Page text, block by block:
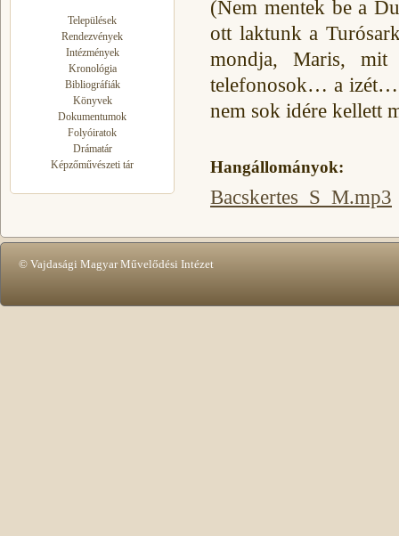
Települések
Rendezvények
Intézmények
Kronológia
Bibliográfiák
Könyvek
Dokumentumok
Folyóiratok
Drámatár
Képzőművészeti tár
(Nem mentek be a
ott laktunk a
mondja, Maris,
telefonosok… a izét…
nem sok idére kellett
Hangállományok:
Bacskertes_S_M.mp3
© Vajdasági Magyar Művelődési Intézet